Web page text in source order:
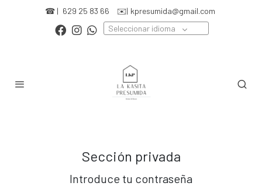
☎ | 629 25 83 66 ✉️| kpresumida@gmail.com
Seleccionar idioma
Sección privada
Introduce tu contraseña